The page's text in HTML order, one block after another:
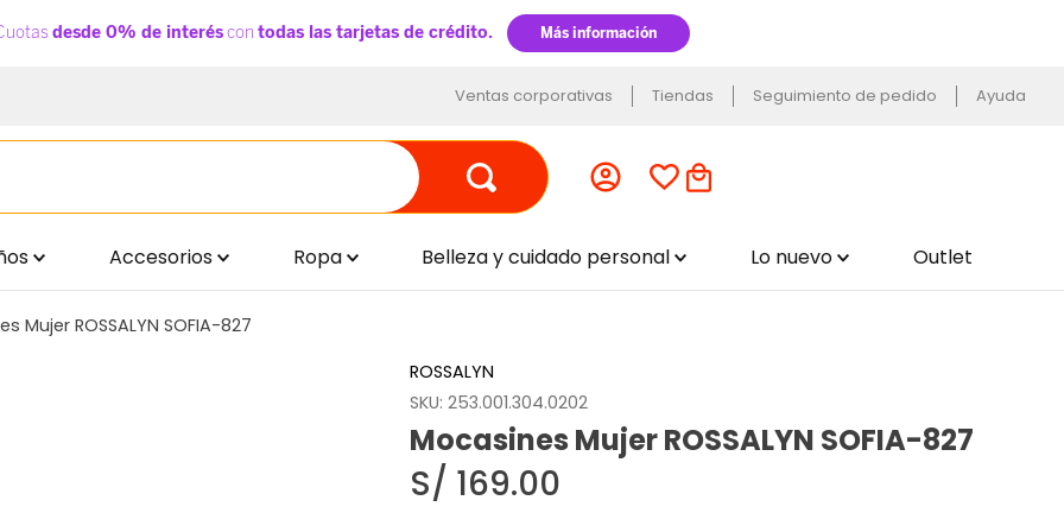
Ventas corporativas Tiendas Seguimiento de pedido Ayuda
Accesorios Ropa Belleza y cuidado personal Lo nuevo Outlet
Mujer ROSSALYN SOFIA-827
ROSSALYN
SKU: 253.001.304.0202
Mocasines Mujer ROSSALYN SOFIA-827
S/ 169.00